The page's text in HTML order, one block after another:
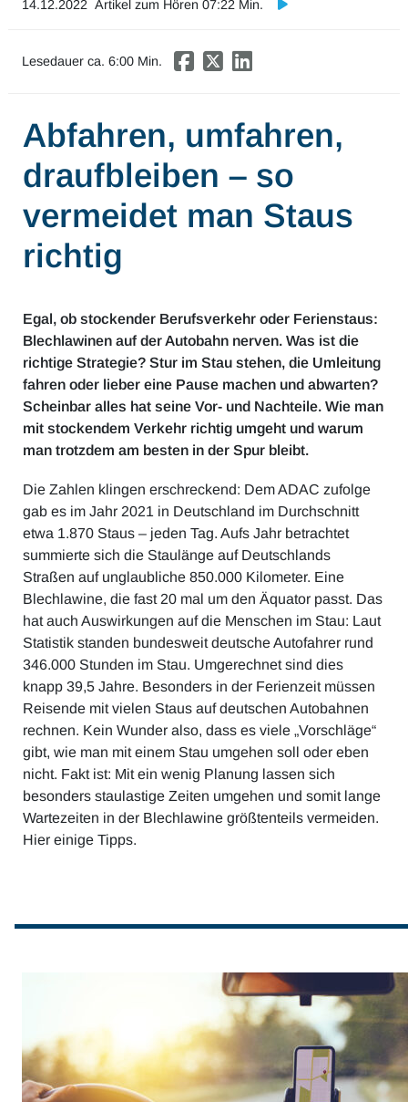
Essen & Konsum
Freizeit & Reisen
Audioformate
Investor Relations
14.12.2022 Artikel zum Hören 07:22 Min.
Lesedauer ca. 6:00 Min.
Abfahren, umfahren,
draufbleiben – so
vermeidet man Staus
richtig
Egal, ob stockender Berufsverkehr oder Ferienstaus:
Blechlawinen auf der Autobahn nerven. Was ist die
richtige Strategie? Stur im Stau stehen, die Umleitung
fahren oder lieber eine Pause machen und abwarten?
Scheinbar alles hat seine Vor- und Nachteile. Wie man
mit stockendem Verkehr richtig umgeht und warum
man trotzdem am besten in der Spur bleibt.
Die Zahlen klingen erschreckend: Dem ADAC zufolge
gab es im Jahr 2021 in Deutschland im Durchschnitt
etwa 1.870 Staus – jeden Tag. Aufs Jahr betrachtet
summierte sich die Staulänge auf Deutschlands
Straßen auf unglaubliche 850.000 Kilometer. Eine
Blechlawine, die fast 20 mal um den Äquator passt. Das
hat auch Auswirkungen auf die Menschen im Stau: Laut
Statistik standen bundesweit deutsche Autofahrer rund
346.000 Stunden im Stau. Umgerechnet sind dies
knapp 39,5 Jahre. Besonders in der Ferienzeit müssen
Reisende mit vielen Staus auf deutschen Autobahnen
rechnen. Kein Wunder also, dass es viele „Vorschläge“
gibt, wie man mit einem Stau umgehen soll oder eben
nicht. Fakt ist: Mit ein wenig Planung lassen sich
besonders staulastige Zeiten umgehen und somit lange
Wartezeiten in der Blechlawine größtenteils vermeiden.
Hier einige Tipps.